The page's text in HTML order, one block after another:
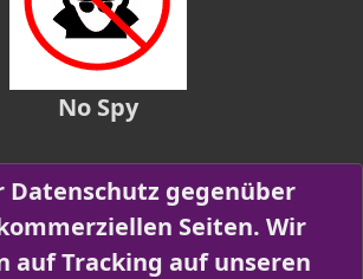
No Spy
Datenschutz gegenüber
Seiten. Wir
auf Tracking auf unseren